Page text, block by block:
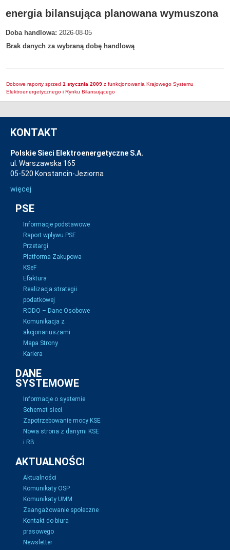
energia bilansująca planowana wymuszona
Doba handlowa: 2026-08-05
Brak danych za wybraną dobę handlową
Dobowe raporty sprzed 1 stycznia 2009 z funkcjonowania Krajowego Systemu
Elektroenergetycznego i Rynku Bilansującego
KONTAKT
Polskie Sieci Elektroenergetyczne S.A.
ul. Warszawska 165
05-520 Konstancin-Jeziorna
więcej
PSE
Informacje podstawowe
Raport wpływu PSE
Przetargi
Platforma Zakupowa
KSeF
Efaktura
Realizacja strategii
podatkowej
RODO – Dane Osobowe
Komunikacja z
akcjonariuszami
Mapa Strony
Kariera
DANE
SYSTEMOWE
Informacje o systemie
Schemat sieci
Zapotrzebowanie mocy KSE
Nowa strona z danymi KSE
i RB
AKTUALNOŚCI
Aktualności
Komunikaty OSP
Komunikaty UMM
Zaangażowanie społeczne
Kontakt do biura
prasowego
Newsletter